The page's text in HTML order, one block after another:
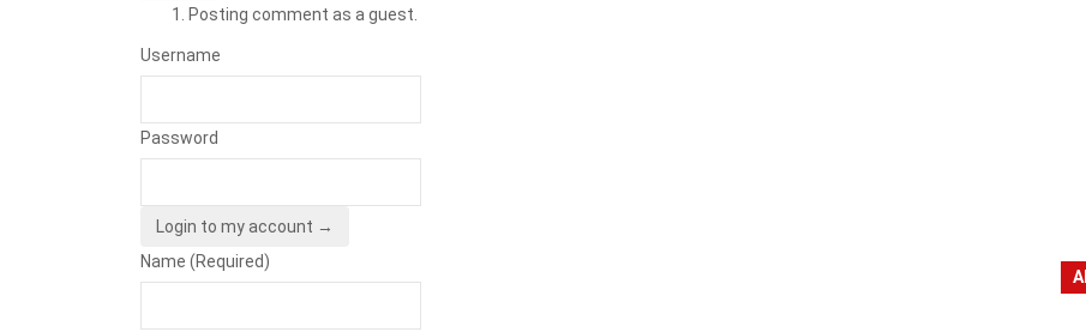
Posting comment as a guest.
Username
Password
Login to my account →
Name (Required)